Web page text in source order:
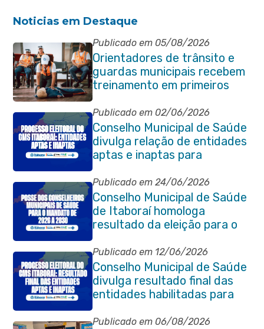
Noticias em Destaque
Publicado em 05/08/2026
Orientadores de trânsito e
guardas municipais recebem
treinamento em primeiros
socorros em Itaboraí
Publicado em 02/06/2026
Conselho Municipal de Saúde
divulga relação de entidades
aptas e inaptas para
processo eleitoral do
quadriênio 2026-2030
Publicado em 24/06/2026
Conselho Municipal de Saúde
de Itaboraí homologa
resultado da eleição para o
quadriênio 2026–2030
Publicado em 12/06/2026
Conselho Municipal de Saúde
divulga resultado final das
entidades habilitadas para
eleição do quadriênio 2026-
2030
Publicado em 06/08/2026